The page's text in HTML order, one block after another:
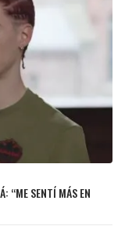
“ME SENTÍ MÁS EN